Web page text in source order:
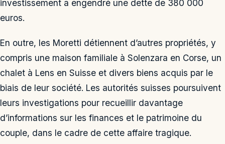
investissement a engendré une dette de 380 000
euros.
En outre, les Moretti détiennent d’autres propriétés, y
compris une maison familiale à Solenzara en Corse, un
chalet à Lens en Suisse et divers biens acquis par le
biais de leur société. Les autorités suisses poursuivent
leurs investigations pour recueillir davantage
d’informations sur les finances et le patrimoine du
couple, dans le cadre de cette affaire tragique.